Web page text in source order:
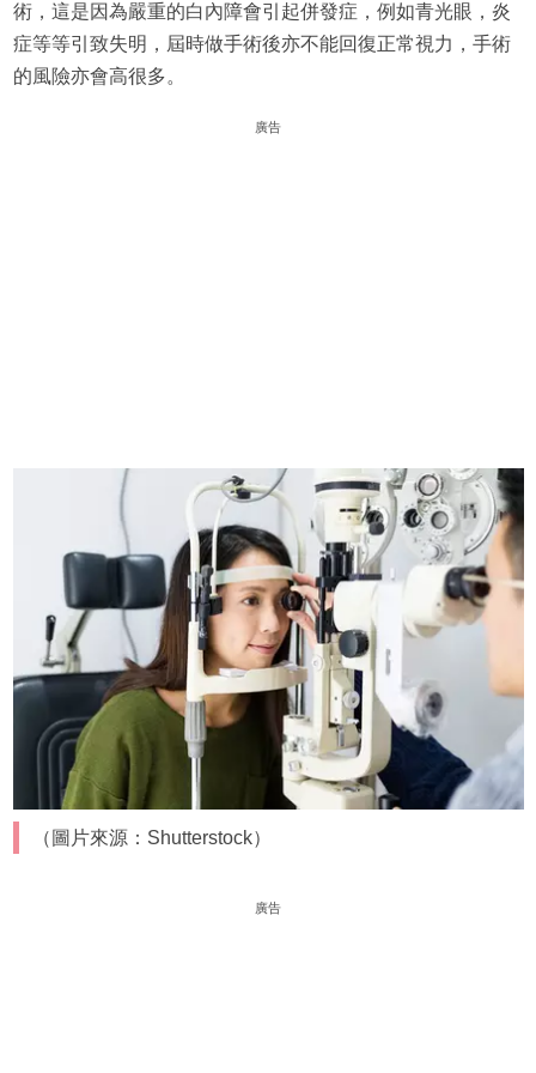
術，這是因為嚴重的白內障會引起併發症，例如青光眼，炎
症等等引致失明，屆時做手術後亦不能回復正常視力，手術
的風險亦會高很多。
廣告
（圖片來源：Shutterstock）
廣告